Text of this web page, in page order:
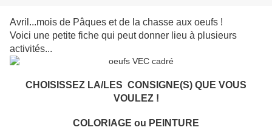
Avril...mois de Pâques et de la chasse aux oeufs !
Voici une petite fiche qui peut donner lieu à plusieurs
activités...
CHOISISSEZ LA/LES CONSIGNE(S) QUE VOUS
VOULEZ !
COLORIAGE ou PEINTURE